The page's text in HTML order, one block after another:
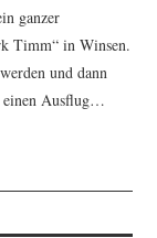
ganzer
Timm“ in Winsen.
und dann
einen Ausflug…